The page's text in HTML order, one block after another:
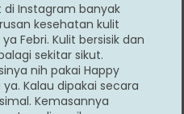
Instagram banyak
kesehatan kulit
Febri. Kulit bersisik dan
sekitar sikut.
nih pakai Happy
Kalau dipakai secara
Kemasannya